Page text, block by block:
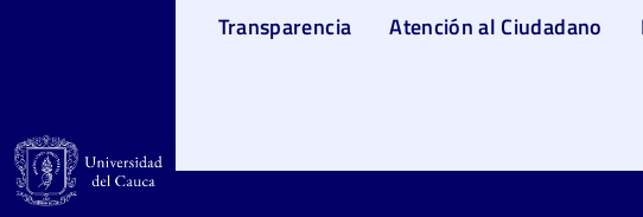
Transparencia Atención al Ciudadano